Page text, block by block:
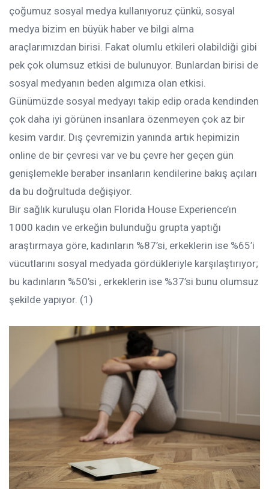
çoğumuz sosyal medya kullanıyoruz çünkü, sosyal
medya bizim en büyük haber ve bilgi alma
araçlarımızdan birisi. Fakat olumlu etkileri olabildiği gibi
pek çok olumsuz etkisi de bulunuyor. Bunlardan birisi de
sosyal medyanın beden algımıza olan etkisi.
Günümüzde sosyal medyayı takip edip orada kendinden
çok daha iyi görünen insanlara özenmeyen çok az bir
kesim vardır. Dış çevremizin yanında artık hepimizin
online de bir çevresi var ve bu çevre her geçen gün
genişlemekle beraber insanların kendilerine bakış açıları
da bu doğrultuda değişiyor.
Bir sağlık kuruluşu olan Florida House Experience’ın
1000 kadın ve erkeğin bulunduğu grupta yaptığı
araştırmaya göre, kadınların %87’si, erkeklerin ise %65’i
vücutlarını sosyal medyada gördükleriyle karşılaştırıyor;
bu kadınların %50’si , erkeklerin ise %37’si bunu olumsuz
şekilde yapıyor. (1)